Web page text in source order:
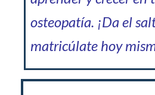
osteopatía. ¡Da el
matricúlate hoy